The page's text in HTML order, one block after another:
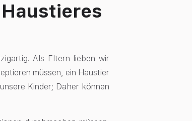
Als Eltern lieben wir
müssen, ein Haustier
Kinder; Daher können